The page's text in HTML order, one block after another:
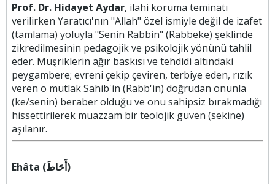
Prof. Dr. Hidayet Aydar, ilahi koruma teminatı
verilirken Yaratıcı'nın "Allah" özel ismiyle değil de izafet
(tamlama) yoluyla "Senin Rabbin" (Rabbeke) şeklinde
zikredilmesinin pedagojik ve psikolojik yönünü tahlil
eder. Müşriklerin ağır baskısı ve tehdidi altındaki
peygambere; evreni çekip çeviren, terbiye eden, rızık
veren o mutlak Sahib'in (Rabb'in) doğrudan onunla
(ke/senin) beraber olduğu ve onu sahipsiz bırakmadığı
hissettirilerek muazzam bir teolojik güven (sekine)
aşılanır.
Ehâta (أَحَاطَ)